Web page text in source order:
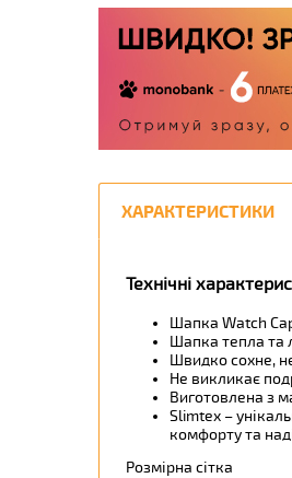
ХАРАКТЕРИСТИКИ
Технічні
Шапка Watch
Шапка тепла та
Швидко сохне,
Не викликає
Виготовлена з
Slimtex –
комфорту та
Розмірна сітка